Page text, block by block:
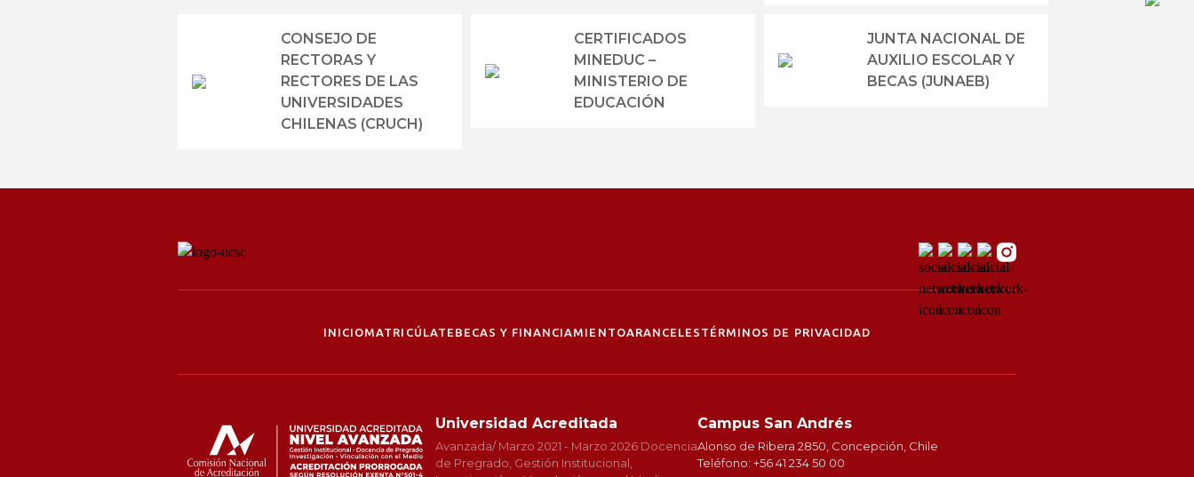
CONSEJO DE
RECTORAS Y
RECTORES DE LAS
UNIVERSIDADES
CHILENAS (CRUCH)
CERTIFICADOS
MINEDUC –
MINISTERIO DE
EDUCACIÓN
JUNTA NACIONAL DE
AUXILIO ESCOLAR Y
BECAS (JUNAEB)
INICIOMATRICÚLATE BECAS Y FINANCIAMIENTOARANCELES TÉRMINOS DE PRIVACIDAD
Universidad Acreditada
Avanzada/ Marzo 2021 - Marzo 2026 Docencia
de Pregrado, Gestión Institucional,
Campus San Andrés
Alonso de Ribera 2850, Concepción, Chile
Teléfono: +56 41 234 50 00